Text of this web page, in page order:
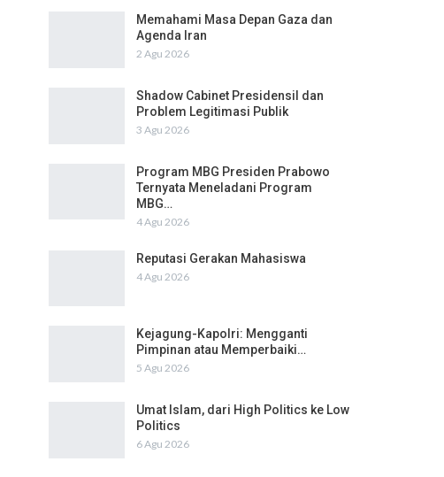
Memahami Masa Depan Gaza dan
Agenda Iran
2 Agu 2026
Shadow Cabinet Presidensil dan
Problem Legitimasi Publik
3 Agu 2026
Program MBG Presiden Prabowo
Ternyata Meneladani Program
MBG…
4 Agu 2026
Reputasi Gerakan Mahasiswa
4 Agu 2026
Kejagung-Kapolri: Mengganti
Pimpinan atau Memperbaiki…
5 Agu 2026
Umat Islam, dari High Politics ke Low
Politics
6 Agu 2026